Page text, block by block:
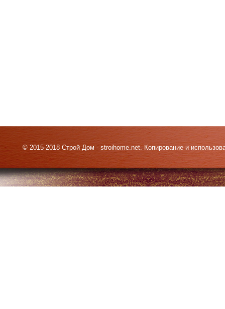
© 2015-2018 Строй Дом - stroihome.net. Копирование и